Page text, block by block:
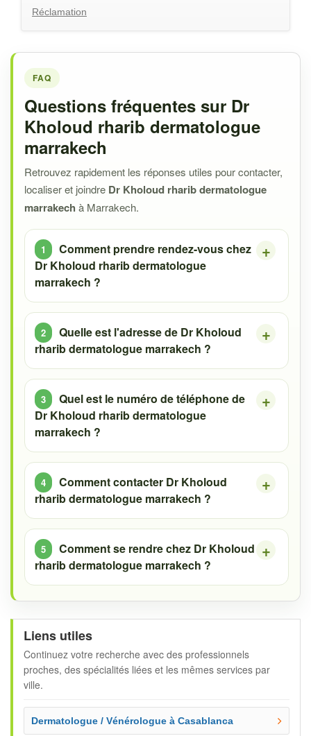
Réclamation
FAQ
Questions fréquentes sur Dr
Kholoud rharib dermatologue
marrakech
Retrouvez rapidement les réponses utiles pour contacter,
localiser et joindre Dr Kholoud rharib dermatologue
marrakech à Marrakech.
Comment prendre rendez-vous chez
Dr Kholoud rharib dermatologue
marrakech ?
Quelle est l'adresse de Dr Kholoud
rharib dermatologue marrakech ?
Quel est le numéro de téléphone de
Dr Kholoud rharib dermatologue
marrakech ?
Comment contacter Dr Kholoud
rharib dermatologue marrakech ?
Comment se rendre chez Dr Kholoud
rharib dermatologue marrakech ?
Liens utiles
Continuez votre recherche avec des professionnels
proches, des spécialités liées et les mêmes services par
ville.
Dermatologue / Vénérologue à Casablanca